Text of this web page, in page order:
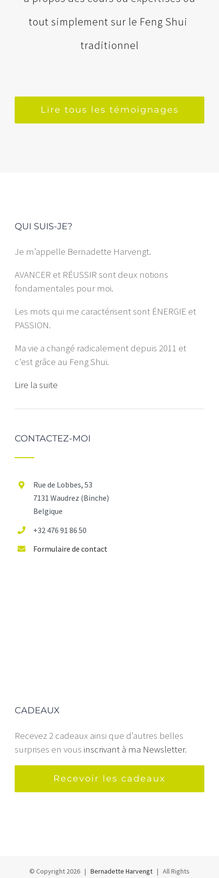
tout simplement sur le Feng Shui
traditionnel
Lire tous les témoignages
QUI SUIS-JE?
Je m’appelle Bernadette Harvengt.
AVANCER et RÉUSSIR sont deux notions
fondamentales pour moi.
Les mots qui me caractérisent sont ÉNERGIE et
PASSION.
Ma vie a changé radicalement depuis 2011 et
c'est grâce au Feng Shui.
Lire la suite
CONTACTEZ-MOI
Rue de Lobbes, 53
7131 Waudrez (Binche)
Belgique
+32 476 91 86 50
Formulaire de contact
CADEAUX
Recevez 2 cadeaux ainsi que d’autres belles
surprises en vous inscrivant à ma Newsletter.
Recevoir les cadeaux
© Copyright 2026 | Bernadette Harvengt | All Rights